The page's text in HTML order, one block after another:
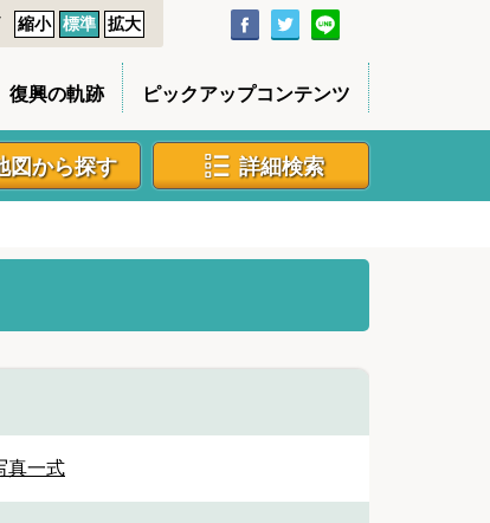
縮小 標準 拡大
復興の軌跡 ピックアップコンテンツ
図から探す 詳細検索
真一式